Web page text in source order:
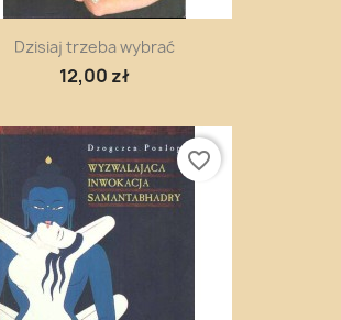
Dzisiaj trzeba wybrać
12,00 zł
favorite_border